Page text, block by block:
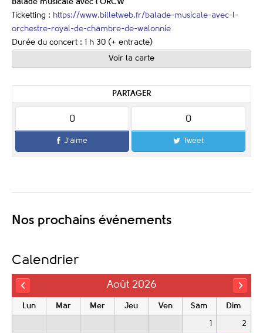
Balade musicale avec l'ORCW
Ticketting : https://www.billetweb.fr/balade-musicale-avec-l-
orchestre-royal-de-chambre-de-walonnie
Durée du concert : 1 h 30 (+ entracte)
Voir la carte
PARTAGER
0
J'aime
0
Tweet
Nos prochains événements
Calendrier
Août 2026
Lun Mar Mer Jeu Ven Sam Dim
1 2